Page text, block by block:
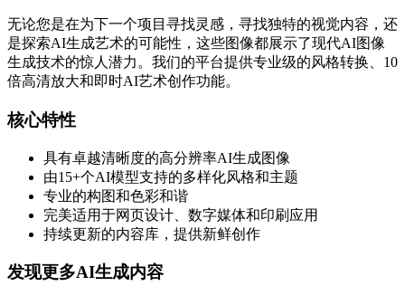
无论您是在为下一个项目寻找灵感，寻找独特的视觉内容，还
是探索AI生成艺术的可能性，这些图像都展示了现代AI图像
生成技术的惊人潜力。我们的平台提供专业级的风格转换、10
倍高清放大和即时AI艺术创作功能。
核心特性
具有卓越清晰度的高分辨率AI生成图像
由15+个AI模型支持的多样化风格和主题
专业的构图和色彩和谐
完美适用于网页设计、数字媒体和印刷应用
持续更新的内容库，提供新鲜创作
发现更多AI生成内容